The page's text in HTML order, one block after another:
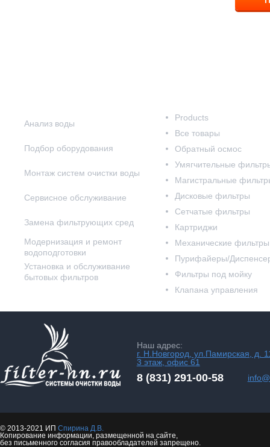
Анализ воды
Подбор оборудования
Монтаж систем очистки воды
Сервисное обслуживание
Замена фильтрующих сред
Модернизация и ремонт
водоподготовки
Установка и обслуживание
бытовых фильтров
Products
Все товары
Обратный осмос
Умягчительные
Магистральные
Дисковые фильтры
Сетчатые фильтры
Картриджи
Механические фильтры
Пурифайеры/
Фильтры под мойку
Клапана управления
Наш адрес:
г. Н.Новгород, ул.Памирская, д.
3 этаж, офис 61
8 (831) 291-00-58
© 2013-2021 ИП Спирина Д.В.
Копирование информации, размещенной на сайте,
без письменного согласия правообладателей запрещено.